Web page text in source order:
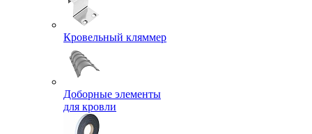
Кровельный кляммер
Доборные элементы
для кровли